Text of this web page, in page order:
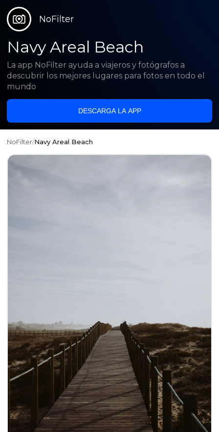
NoFilter
Navy Areal Beach
La app NoFilter ayuda a viajeros y fotógrafos a
descubrir los mejores lugares para fotos en todo el
mundo
DESCARGA LA APP
NoFilter/Navy Areal Beach